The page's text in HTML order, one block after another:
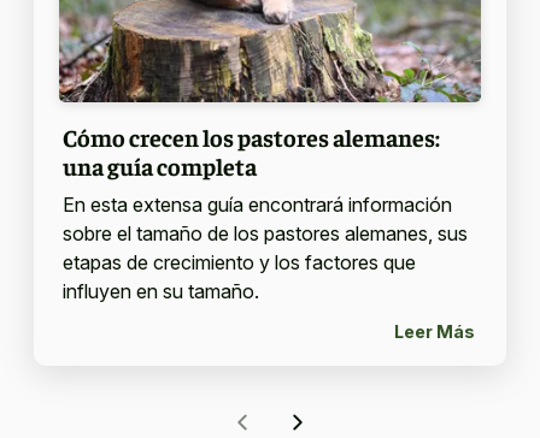
Cómo crecen los pastores alemanes:
una guía completa
En esta extensa guía encontrará información
sobre el tamaño de los pastores alemanes, sus
etapas de crecimiento y los factores que
influyen en su tamaño.
Leer Más